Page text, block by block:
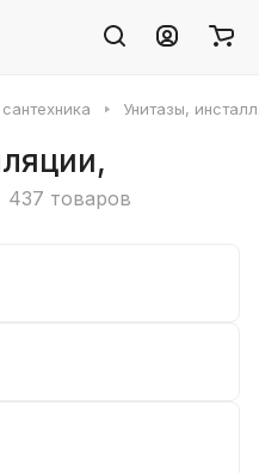
Унитазы,
437 товаров